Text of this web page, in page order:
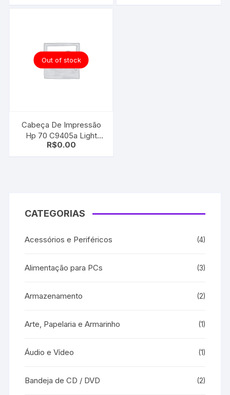
Out of stock
Cabeça De Impressão
Hp 70 C9405a Light
Magenta | Light Cyan
R$0.00
CATEGORIAS
Acessórios e Periféricos (4)
Alimentação para PCs (3)
Armazenamento (2)
Arte, Papelaria e Armarinho (1)
Áudio e Vídeo (1)
Bandeja de CD / DVD (2)